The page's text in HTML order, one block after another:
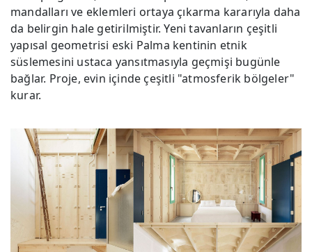
mandalları ve eklemleri ortaya çıkarma kararıyla daha
da belirgin hale getirilmiştir. Yeni tavanların çeşitli
yapısal geometrisi eski Palma kentinin etnik
süslemesini ustaca yansıtmasıyla geçmişi bugünle
bağlar. Proje, evin içinde çeşitli "atmosferik bölgeler"
kurar.